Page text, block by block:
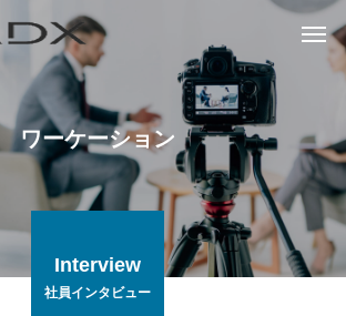
ワーケーション
Interview
社員インタビュー